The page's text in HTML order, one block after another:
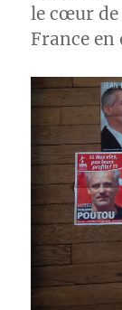
le cœur de
France en